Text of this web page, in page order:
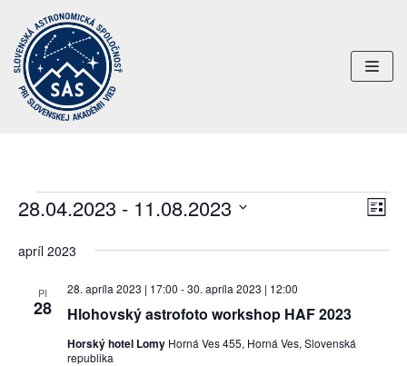
Preskočiť
na
obsah
28.04.2023 - 11.08.2023
dátum.
apríl 2023
PI
28 Hlohovský astrofoto workshop HAF 2023
28. apríla 2023 | 17:00 -30. apríla 2023 | 12:00
Horský hotel Lomy Horná Ves 455, Horná Ves, Slovenská
republika